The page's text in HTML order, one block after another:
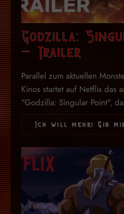
Godzilla:
– Trailer
Parallel zum aktuellen
Kinos startet auf Netflix das
"Godzilla: Singular Point",
Ich will mehr! Gib